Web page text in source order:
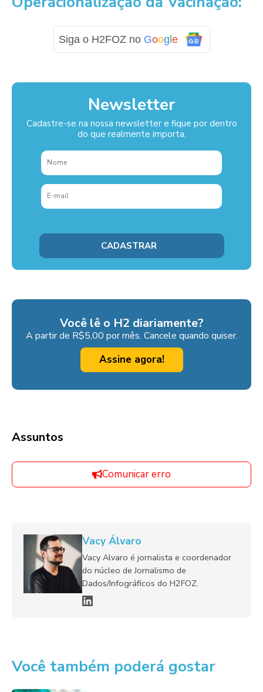
Siga o H2FOZ no Goog e
Newsletter
Cadastre-se na nossa newsletter e fique por dentro
do que realmente importa.
Você lê o H2 diariamente?
A partir de R$5,00 por mês. Cancele quando quiser.
Assine agora!
Assuntos
Comunicar erro
Vacy Álvaro
Vacy Alvaro é jornalista e coordenador
do núcleo de Jornalismo de
Dados/Infográficos do H2FOZ.
Você também poderá gostar